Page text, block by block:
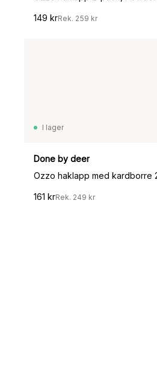
149 krRek. 259 kr
I lager
Done by deer
161 krRek. 249 kr